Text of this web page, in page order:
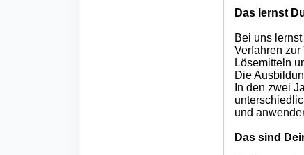
Das lernst
Bei uns
Verfahren
Lösemitteln
Die
In den zwei
und
Das sind